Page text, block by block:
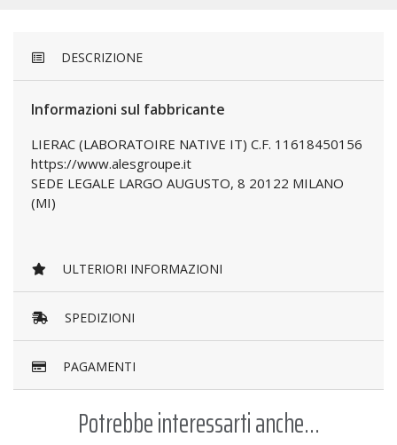
DESCRIZIONE
Informazioni sul fabbricante
LIERAC (LABORATOIRE NATIVE IT) C.F. 11618450156
https://www.alesgroupe.it
SEDE LEGALE LARGO AUGUSTO, 8 20122 MILANO
(MI)
ULTERIORI INFORMAZIONI
SPEDIZIONI
PAGAMENTI
Potrebbe interessarti anche...